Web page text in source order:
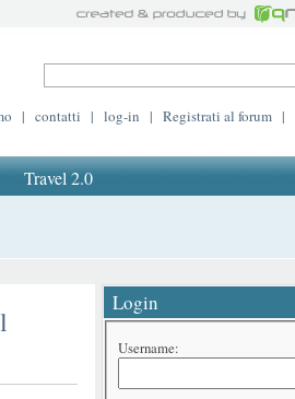
| contatti | log-in | Registrati al forum |
Travel 2.0
Login
Username: